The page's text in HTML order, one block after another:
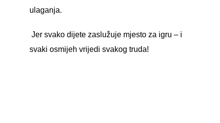
ulaganja.
Jer svako dijete zaslužuje mjesto za igru – i
svaki osmijeh vrijedi svakog truda!